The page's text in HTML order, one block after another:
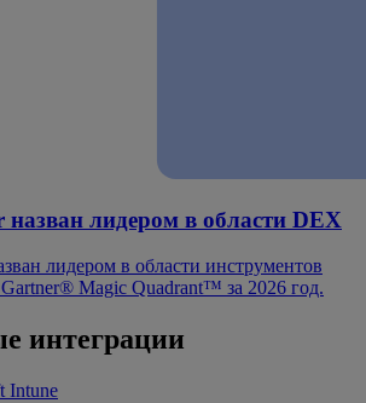
назван лидером в области DEX
лидером в области инструментов
Magic Quadrant™ за 2026 год.
интеграции
Intune